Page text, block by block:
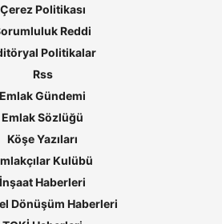
Çerez Politikası
Reddi
Politikalar
Rss
Emlak Gündemi
Emlak Sözlüğü
Köşe Yazıları
Kulübü
İnşaat Haberleri
Dönüşüm Haberleri